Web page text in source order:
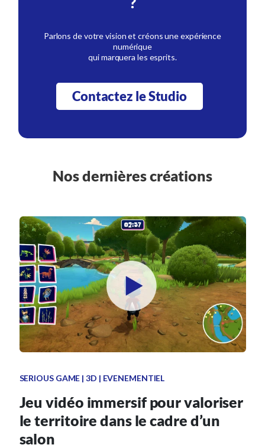
Parlons de votre vision et créons une expérience
numérique
qui marquera les esprits.
Contactez le Studio
Nos dernières créations
SERIOUS GAME | 3D | EVENEMENTIEL
Jeu vidéo immersif pour valoriser
le territoire dans le cadre d’un
salon